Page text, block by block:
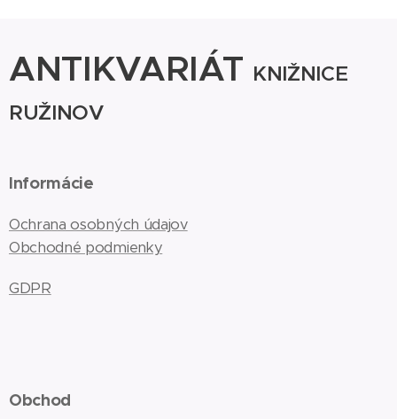
ANTIKVARIÁT KNIŽNICE
RUŽINOV
Informácie
Ochrana osobných údajov
Obchodné podmienky
GDPR
Obchod